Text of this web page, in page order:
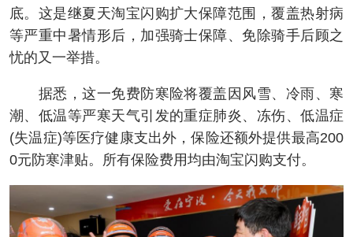
底。这是继夏天淘宝闪购扩大保障范围，覆盖热射病
等严重中暑情形后，加强骑士保障、免除骑手后顾之
忧的又一举措。
据悉，这一免费防寒险将覆盖因风雪、冷雨、寒
潮、低温等严寒天气引发的重症肺炎、冻伤、低温症
(失温症)等医疗健康支出外，保险还额外提供最高200
0元防寒津贴。所有保险费用均由淘宝闪购支付。